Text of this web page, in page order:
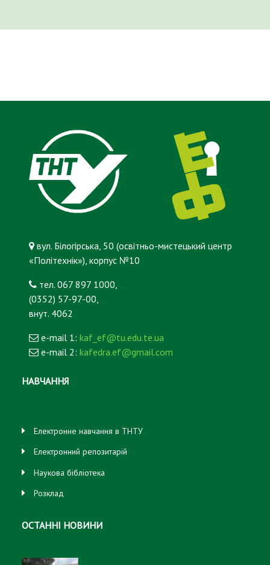
вул. Білогірська, 50 (освітньо-мистецький центр
«Політехнік»), корпус №10
тел. 067 897 1000,
(0352) 57-97-00,
внут. 4062
e-mail 1: kaf_ef@tu.edu.te.ua
e-mail 2: kafedra.ef@gmail.com
НАВЧАННЯ
Електронне навчання в ТНТУ
Електронний репозитарій
Наукова бібліотека
Розклад
ОСТАННІ НОВИНИ